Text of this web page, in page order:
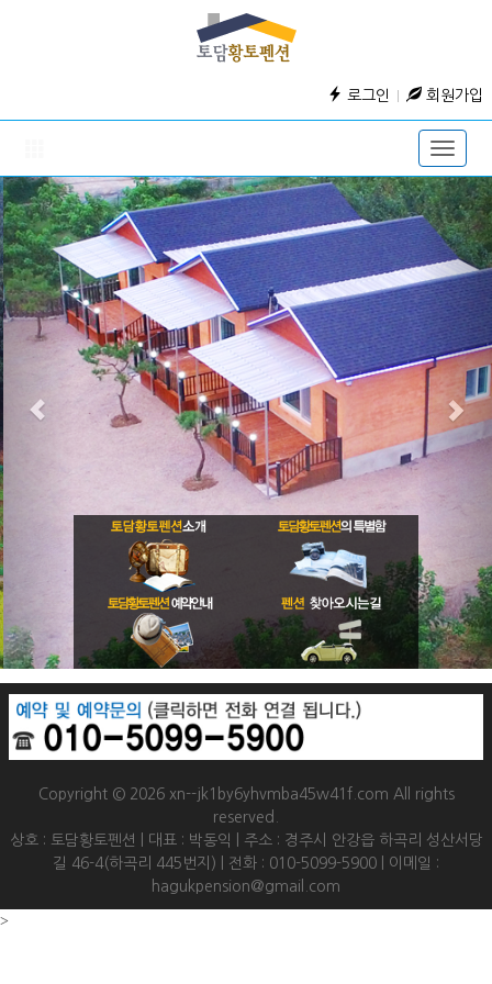
로그인 회원가입
Toggle
Copyright © 2026 xn--jk1by6yhvmba45w41f.com All rights
reserved.
상호 : 토담황토펜션 | 대표 : 박동익 | 주소 : 경주시 안강읍 하곡리 성산서당
길 46-4(하곡리 445번지) | 전화 : 010-5099-5900 | 이메일 :
hagukpension@gmail.com
>